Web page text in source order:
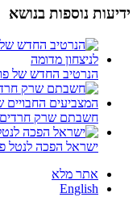
ידיעות נוספות בנושא
הנרטיב החדש של
חשבתם שרק חרדים
ישראל הפכה לנטל
אתר מלא
English